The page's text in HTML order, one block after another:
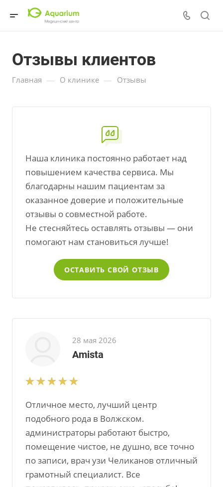
Отзывы клиентов
Главная — О клинике — Отзывы
Наша клиника постоянно работает над
повышением качества сервиса. Мы
благодарны нашим пациентам за
оказанное доверие и положительные
отзывы о совместной работе.
Не стесняйтесь оставлять отзывы — они
помогают нам становиться лучше!
ОСТАВИТЬ СВОЙ ОТЗЫВ
28 мая 2026
Amista
Отличное место, лучший центр
подобного рода в Волжском.
администраторы работают быстро,
помещение чистое, не душно, все точно
по записи, врач узи Челиканов отличный
грамотный специалист. Все